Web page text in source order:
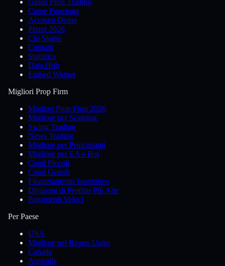
Guida Prop Trading
Come Funziona
Account Demo
Premi 2026
Chi Siamo
Contatti
Statistics
Data Hub
Embed Widget
Migliori Prop Firm
Migliori Prop Firm 2026
Migliore per Scalping
Swing Trading
News Trading
Migliore per Principianti
Migliore per EA e Bot
Conti Piccoli
Conti Grandi
Finanziamento Istantaneo
Divisioni di Profitto Più Alte
Pagamenti Veloci
Per Paese
USA
Migliore nel Regno Unito
Canada
Australia